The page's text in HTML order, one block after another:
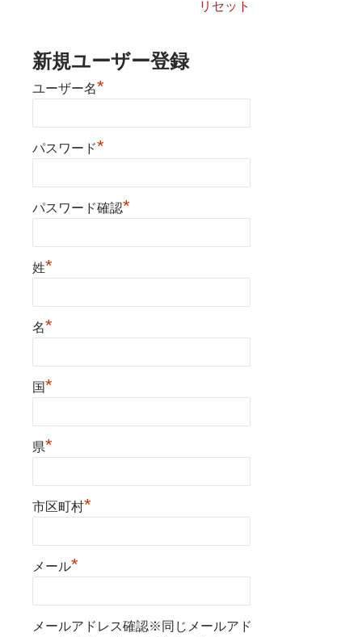
リセット
新規ユーザー登録
ユーザー名*
パスワード*
パスワード確認*
姓*
名*
国*
県*
市区町村*
メール*
メールアドレス確認※同じメールアド